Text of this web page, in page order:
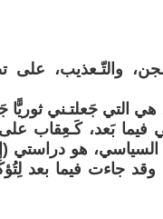
والتّـعذيب، على
التي جَعلتـني ثوريًّا
فيما بَعد، كَـعِقاب
هو دراستي
وقد جاءت فيما بعد